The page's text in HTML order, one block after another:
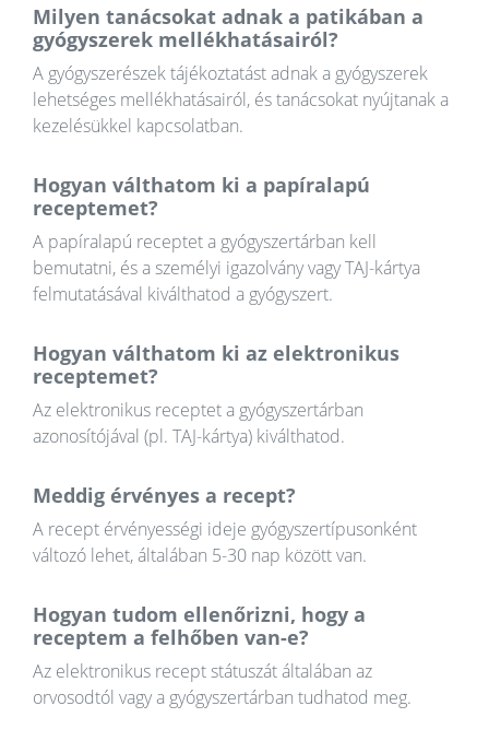
Milyen tanácsokat adnak a patikában a
gyógyszerek mellékhatásairól?
A gyógyszerészek tájékoztatást adnak a gyógyszerek
lehetséges mellékhatásairól, és tanácsokat nyújtanak a
kezelésükkel kapcsolatban.
Hogyan válthatom ki a papíralapú
receptemet?
A papíralapú receptet a gyógyszertárban kell
bemutatni, és a személyi igazolvány vagy TAJ-kártya
felmutatásával kiválthatod a gyógyszert.
Hogyan válthatom ki az elektronikus
receptemet?
Az elektronikus receptet a gyógyszertárban
azonosítójával (pl. TAJ-kártya) kiválthatod.
Meddig érvényes a recept?
A recept érvényességi ideje gyógyszertípusonként
változó lehet, általában 5-30 nap között van.
Hogyan tudom ellenőrizni, hogy a
receptem a felhőben van-e?
Az elektronikus recept státuszát általában az
orvosodtól vagy a gyógyszertárban tudhatod meg.